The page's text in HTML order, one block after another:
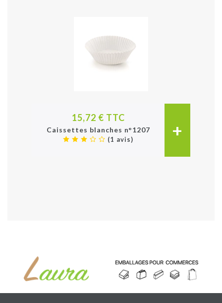
15,72 € TTC
Caissettes blanches n°1207
(1 avis) +